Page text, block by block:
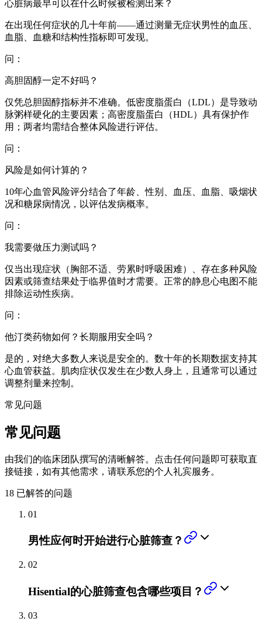
心脏病最早可以在什么时候被检测出来？
在出现任何症状的几十年前——通过测量无症状男性的血压、
血脂、血糖和结构性指标即可发现。
问：
高胆固醇一定不好吗？
仅凭总胆固醇指标并不准确。低密度脂蛋白（LDL）是导致动
脉粥样硬化的主要因素；高密度脂蛋白（HDL）具有保护作
用；两者均需结合整体风险进行评估。
问：
风险是如何计算的？
10年心血管风险评分结合了年龄、性别、血压、血脂、吸烟状
况和糖尿病情况，以评估发病概率。
问：
我需要做压力测试吗？
仅当出现症状（胸部不适、劳累时呼吸困难）、存在多种风险
因素或筛查结果处于临界值时才需要。正常的静息心电图不能
排除运动性疾病。
问：
他汀类药物如何？长期服用安全吗？
是的，对绝大多数人来说是安全的。数十年的长期数据支持其
心血管获益。肌肉症状仅发生在少数人身上，且通常可以通过
调整剂量来控制。
常见问题
常见问题
由我们的临床团队撰写的清晰解答。点击任何问题即可获取直
接链接，如有其他需求，请联系您的个人礼宾服务。
18 已解答的问题
01
男性应何时开始进行心脏筛查？
02
Hisential的心脏筛查包含哪些项目？
03